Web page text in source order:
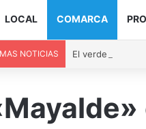
LOCAL COMARCA
NOTICIAS